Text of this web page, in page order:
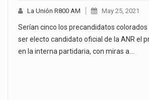
La Unión R800 AM May 25, 2021
Serían cinco los precandidatos
ser electo candidato oficial de la ANR el
en la interna partidaria, con miras a…